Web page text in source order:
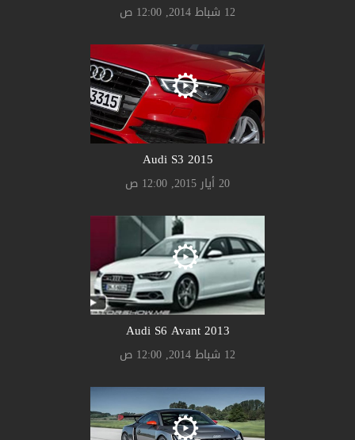
12 شباط 2014, 12:00 ص
Audi S3 2015
20 أيار 2015, 12:00 ص
Audi S6 Avant 2013
12 شباط 2014, 12:00 ص